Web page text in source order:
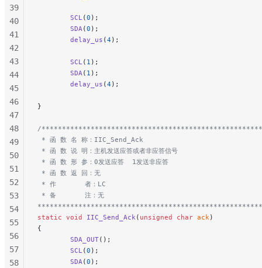
        SCL
(0 );
        SDA
(0 );
        delay_us
(4);
        SCL
( 1 );
        SDA
( 1 );
        delay_us
(4);
}
/
* 函 数 名 称：IIC_Send_Ack
* 函 数 说 明：主机发送应答或者非应答信号
* 函 数 形 参：0发送应答  1发送非应答
* 函 数 返 回：无
* 作       者：LC
* 备       注：无
static void IIC_Send_Ack( unsigned char ack)
{
        SDA_OUT
();
        SCL
(0 );
        SDA
(0 );
39
40
41
42
43
44
45
46
47
48
49
50
51
52
53
54
55
56
57
58